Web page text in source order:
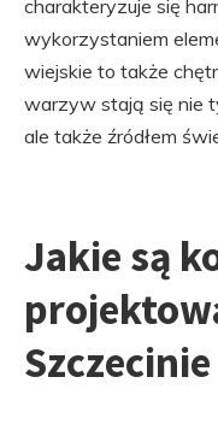
charakteryzuje się
wykorzystaniem
wiejskie to także
warzyw stają się nie
ale także źródłem
Jakie są
Szczecinie